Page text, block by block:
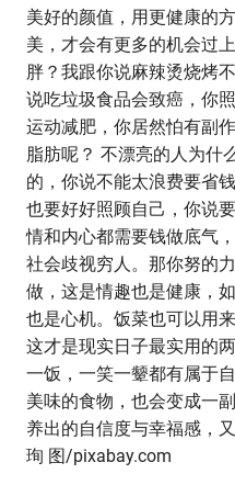
美好的颜值，用更健康的
美，才会有更多的机会过
胖？我跟你说麻辣烫烧烤
说吃垃圾食品会致癌，你
运动减肥，你居然怕有副
脂肪呢？ 不漂亮的人为什
的，你说不能太浪费要省
也要好好照顾自己，你说
情和内心都需要钱做底气
社会歧视穷人。那你努的
做，这是情趣也是健康，
也是心机。饭菜也可以用
这才是现实日子最实用的
一饭，一笑一颦都有属于
美味的食物，也会变成一
养出的自信度与幸福感，
珣 图/pixabay.com